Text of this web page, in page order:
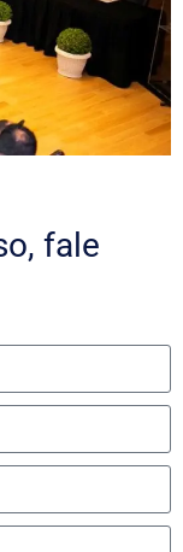
fale